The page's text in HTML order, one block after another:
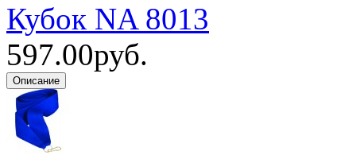
Кубок NA 8013
597.00руб.